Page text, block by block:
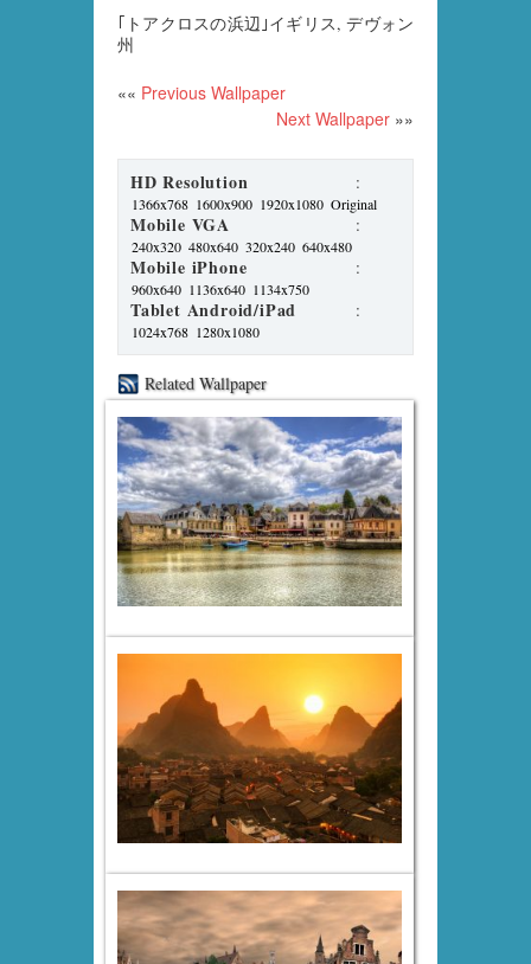
｢トアクロスの浜辺｣イギリス, デヴォン
州
«« Previous Wallpaper
Next Wallpaper »»
HD Resolution :
1366x768 1600x900 1920x1080 Original
Mobile VGA :
240x320 480x640 320x240 640x480
Mobile iPhone :
960x640 1136x640 1134x750
Tablet Android/iPad :
1024x768 1280x1080
Related Wallpaper